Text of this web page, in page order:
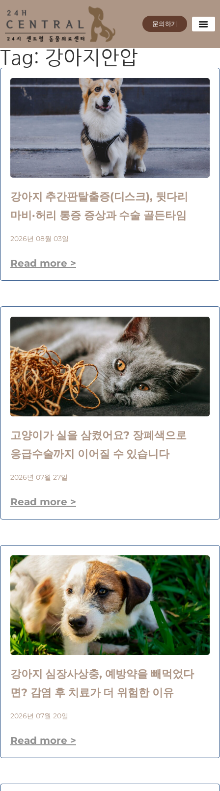
문의하기
Tag: 강아지안압
강아지 추간판탈출증(디스크), 뒷다리
마비·허리 통증 증상과 수술 골든타임
2026년 08월 03일
Read more >
고양이가 실을 삼켰어요? 장폐색으로
응급수술까지 이어질 수 있습니다
2026년 07월 27일
Read more >
강아지 심장사상충, 예방약을 빼먹었다
면? 감염 후 치료가 더 위험한 이유
2026년 07월 20일
Read more >